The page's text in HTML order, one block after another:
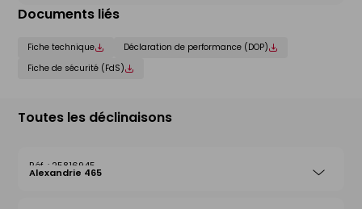
Documents liés
Fiche technique
Déclaration de performance (DOP)
Fiche de sécurité (FdS)
Toutes les déclinaisons
25816945
Alexandrie 465